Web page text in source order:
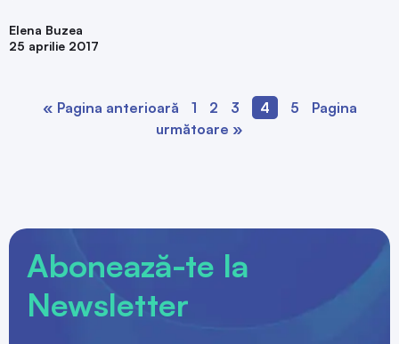
Elena Buzea
25 aprilie 2017
« Pagina anterioară 1 2 3 4 5
Pagina
următoare »
Abonează-te la
Newsletter